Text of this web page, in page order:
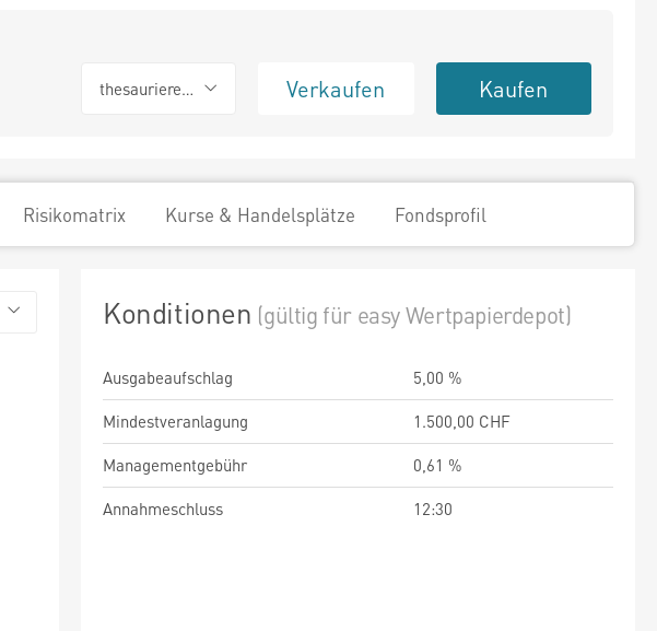
thesaurierend Verkaufen Kaufen
Risikomatrix Kurse & Handelsplätze Fondsprofil
Konditionen (gültig für easy Wertpapierdepot)
Ausgabeaufschlag
5,00 %
Mindestveranlagung
1.500,00 CHF
Managementgebühr
0,61 %
Annahmeschluss
12:30